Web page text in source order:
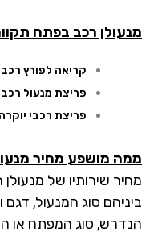
רכב בפתח תקווה
קריאה לפורץ רכבים
מ-
פריצת מנעול רכב מחיר
פריצת רכבי יוקרה
מ-350 ₪
מושפע מחיר מנעולן
שירותיו של מנעולן רכב
סוג המנעול, דגם
סוג המפתח או